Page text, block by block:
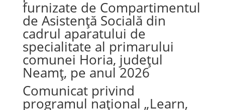
furnizate de Compartimentul
de Asistență Socială din
cadrul aparatului de
specialitate al primarului
comunei Horia, județul
Neamț, pe anul 2026
Comunicat privind
programul național „Learn,